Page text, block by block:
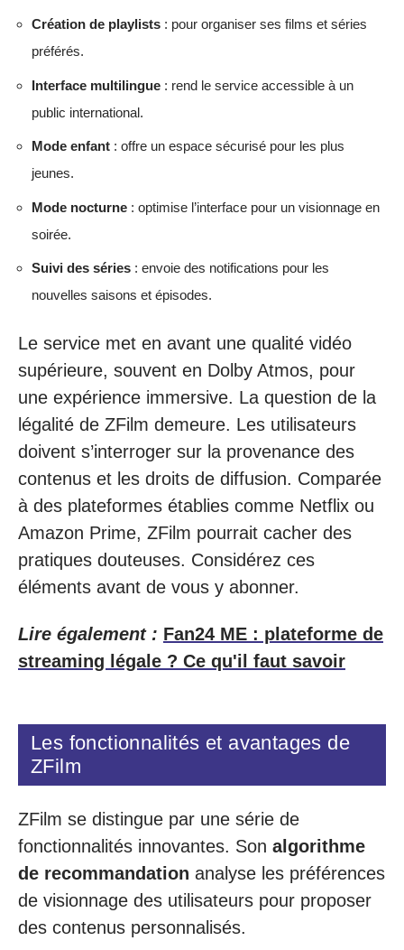
Création de playlists : pour organiser ses films et séries
préférés.
Interface multilingue : rend le service accessible à un
public international.
Mode enfant : offre un espace sécurisé pour les plus
jeunes.
Mode nocturne : optimise l’interface pour un visionnage en
soirée.
Suivi des séries : envoie des notifications pour les
nouvelles saisons et épisodes.
Le service met en avant une qualité vidéo
supérieure, souvent en Dolby Atmos, pour
une expérience immersive. La question de la
légalité de ZFilm demeure. Les utilisateurs
doivent s’interroger sur la provenance des
contenus et les droits de diffusion. Comparée
à des plateformes établies comme Netflix ou
Amazon Prime, ZFilm pourrait cacher des
pratiques douteuses. Considérez ces
éléments avant de vous y abonner.
Lire également : Fan24 ME : plateforme de
streaming légale ? Ce qu'il faut savoir
Les fonctionnalités et avantages de
ZFilm
ZFilm se distingue par une série de
fonctionnalités innovantes. Son algorithme
de recommandation analyse les préférences
de visionnage des utilisateurs pour proposer
des contenus personnalisés.